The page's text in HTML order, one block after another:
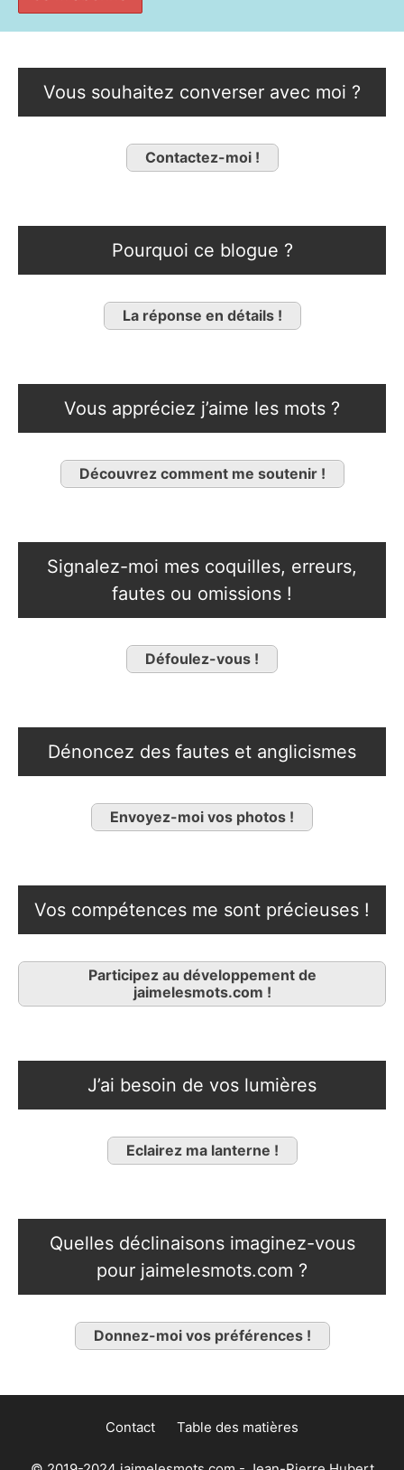
Vous souhaitez converser avec moi ?
Contactez-moi !
Pourquoi ce blogue ?
La réponse en détails !
Vous appréciez j’aime les mots ?
Découvrez comment me soutenir !
Signalez-moi mes coquilles, erreurs,
fautes ou omissions !
Défoulez-vous !
Dénoncez des fautes et anglicismes
Envoyez-moi vos photos !
Vos compétences me sont précieuses !
Participez au développement de
jaimelesmots.com !
J’ai besoin de vos lumières
Eclairez ma lanterne !
Quelles déclinaisons imaginez-vous
pour jaimelesmots.com ?
Donnez-moi vos préférences !
Contact Table des matières